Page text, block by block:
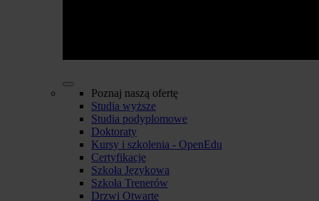
Poznaj naszą ofertę
Studia wyższe
Studia podyplomowe
Doktoraty
Kursy i szkolenia - OpenEdu
Certyfikacje
Szkoła Językowa
Szkoła Trenerów
Drzwi Otwarte